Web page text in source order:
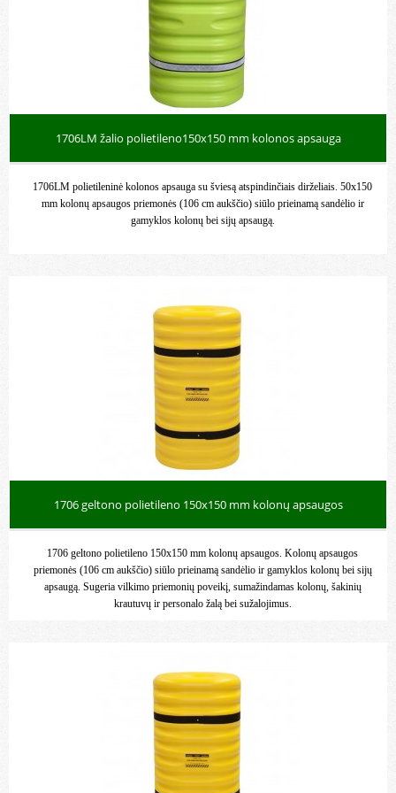
1706LM žalio polietileno150x150 mm kolonos apsauga
1706LM polietileninė kolonos apsauga su šviesą atspindinčiais dirželiais. 50x150
mm kolonų apsaugos priemonės (106 cm aukščio) siūlo prieinamą sandėlio ir
gamyklos kolonų bei sijų apsaugą.
1706 geltono polietileno 150x150 mm kolonų apsaugos
1706 geltono polietileno 150x150 mm kolonų apsaugos. Kolonų apsaugos
priemonės (106 cm aukščio) siūlo prieinamą sandėlio ir gamyklos kolonų bei sijų
apsaugą. Sugeria vilkimo priemonių poveikį, sumažindamas kolonų, šakinių
krautuvų ir personalo žalą bei sužalojimus.